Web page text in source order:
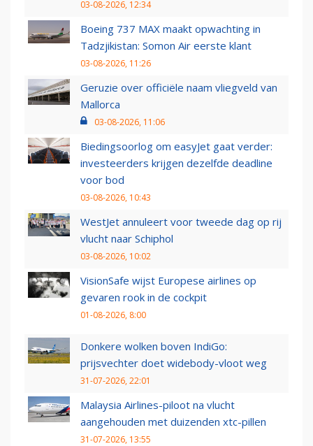
03-08-2026, 12:34
Boeing 737 MAX maakt opwachting in
Tadzjikistan: Somon Air eerste klant
03-08-2026, 11:26
Geruzie over officiële naam vliegveld van
Mallorca
03-08-2026, 11:06
Biedingsoorlog om easyJet gaat verder:
investeerders krijgen dezelfde deadline
voor bod
03-08-2026, 10:43
WestJet annuleert voor tweede dag op rij
vlucht naar Schiphol
03-08-2026, 10:02
VisionSafe wijst Europese airlines op
gevaren rook in de cockpit
01-08-2026, 8:00
Donkere wolken boven IndiGo:
prijsvechter doet widebody-vloot weg
31-07-2026, 22:01
Malaysia Airlines-piloot na vlucht
aangehouden met duizenden xtc-pillen
31-07-2026, 13:55